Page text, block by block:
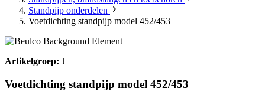
Standpijp onderdelen
Voetdichting standpijp model 452/453
Artikelgroep: J
Voetdichting standpijp model 452/453